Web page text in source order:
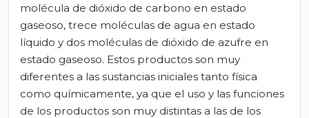
molécula de dióxido de carbono en estado
gaseoso, trece moléculas de agua en estado
líquido y dos moléculas de dióxido de azufre en
estado gaseoso. Estos productos son muy
diferentes a las sustancias iniciales tanto física
como químicamente, ya que el uso y las funciones
de los productos son muy distintas a las de los